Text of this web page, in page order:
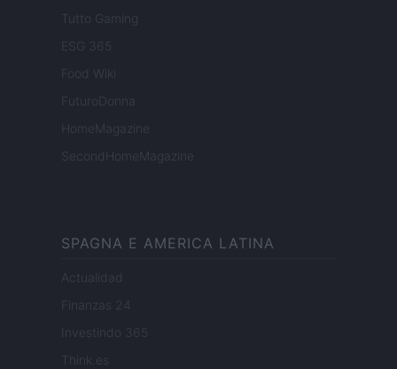
Tutto Gaming
ESG 365
Food Wiki
FuturoDonna
HomeMagazine
SecondHomeMagazine
SPAGNA E AMERICA LATINA
Actualidad
Finanzas 24
Investindo 365
Think.es